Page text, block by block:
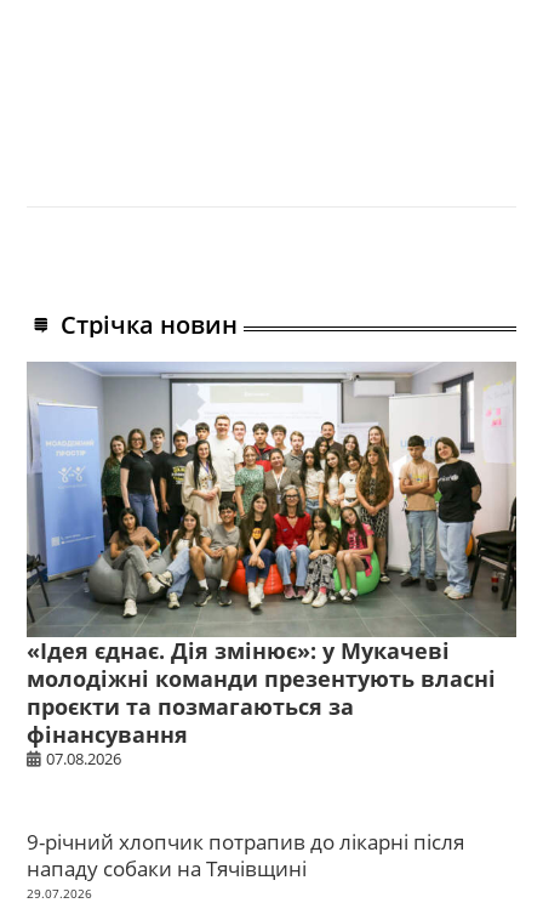
Стрічка новин
«Ідея єднає. Дія змінює»: у Мукачеві
молодіжні команди презентують власні
проєкти та позмагаються за
фінансування
07.08.2026
9-річний хлопчик потрапив до лікарні після
нападу собаки на Тячівщині
29.07.2026